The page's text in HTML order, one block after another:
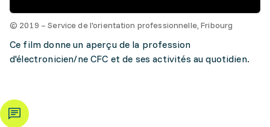
© 2019 – Service de l'orientation professionnelle, Fribourg
Ce film donne un aperçu de la profession
d'électronicien/ne CFC et de ses activités au quotidien.